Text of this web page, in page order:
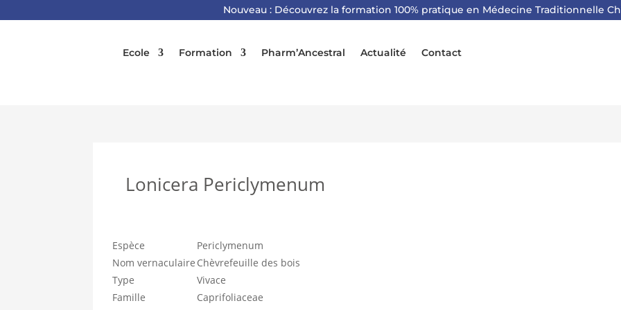
Nouveau : Découvrez la formation 100% pratique en Médecine Traditionnelle
Ecole Formation Pharm’Ancestral Actualité Contact
Lonicera Periclymenum
Espèce
Periclymenum
Nom vernaculaire Chèvrefeuille des bois
Type
Vivace
Famille
Caprifoliaceae